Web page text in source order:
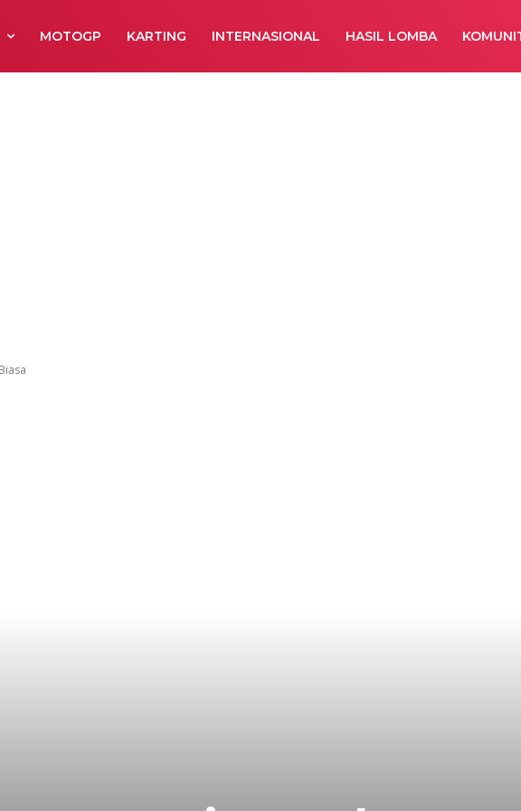
MOTOGP KARTING INTERNASIONAL HASIL LOMBA